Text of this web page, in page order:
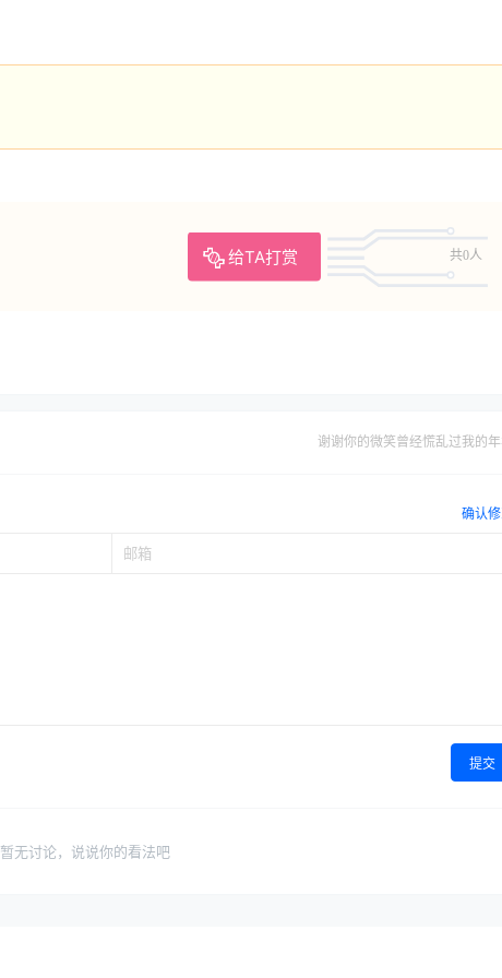
给TA打赏 共0人
谢谢你的微笑曾经慌乱过我的
确认
提交
暂无讨论，说说你的看法吧